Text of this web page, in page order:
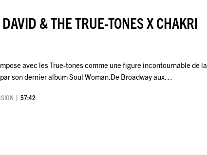
& THE TRUE-TONES X CHAKRI
avec les True-tones comme une figure incontournable de la
son dernier album Soul Woman.De Broadway aux…
57:42